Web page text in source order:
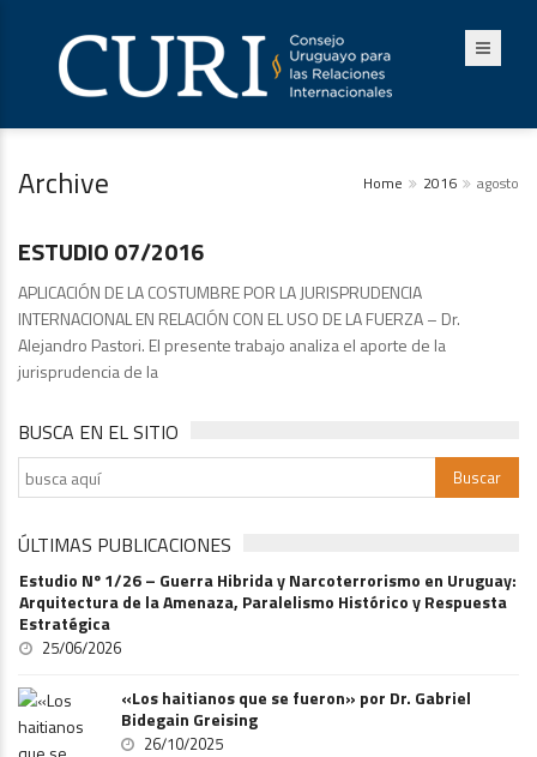
Archive Home 2016 agosto
Publicaciones
ESTUDIO 07/2016
APLICACIÓN DE LA COSTUMBRE POR LA JURISPRUDENCIA
INTERNACIONAL EN RELACIÓN CON EL USO DE LA FUERZA – Dr.
Alejandro Pastori. El presente trabajo analiza el aporte de la
jurisprudencia de la
BUSCA EN EL SITIO
ÚLTIMAS PUBLICACIONES
Estudio Nº 1/26 – Guerra Hibrida y Narcoterrorismo en Uruguay:
Arquitectura de la Amenaza, Paralelismo Histórico y Respuesta
Estratégica
25/06/2026
«Los haitianos que se fueron» por Dr. Gabriel
Bidegain Greising
26/10/2025